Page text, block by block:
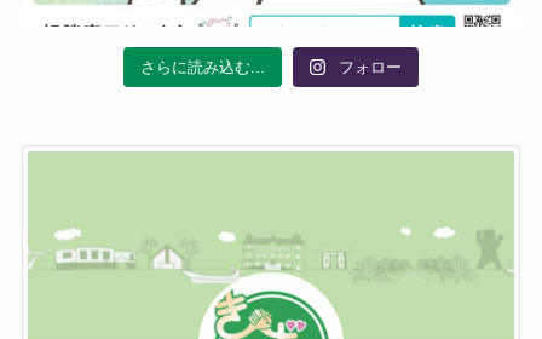
さらに読み込む... フォロー